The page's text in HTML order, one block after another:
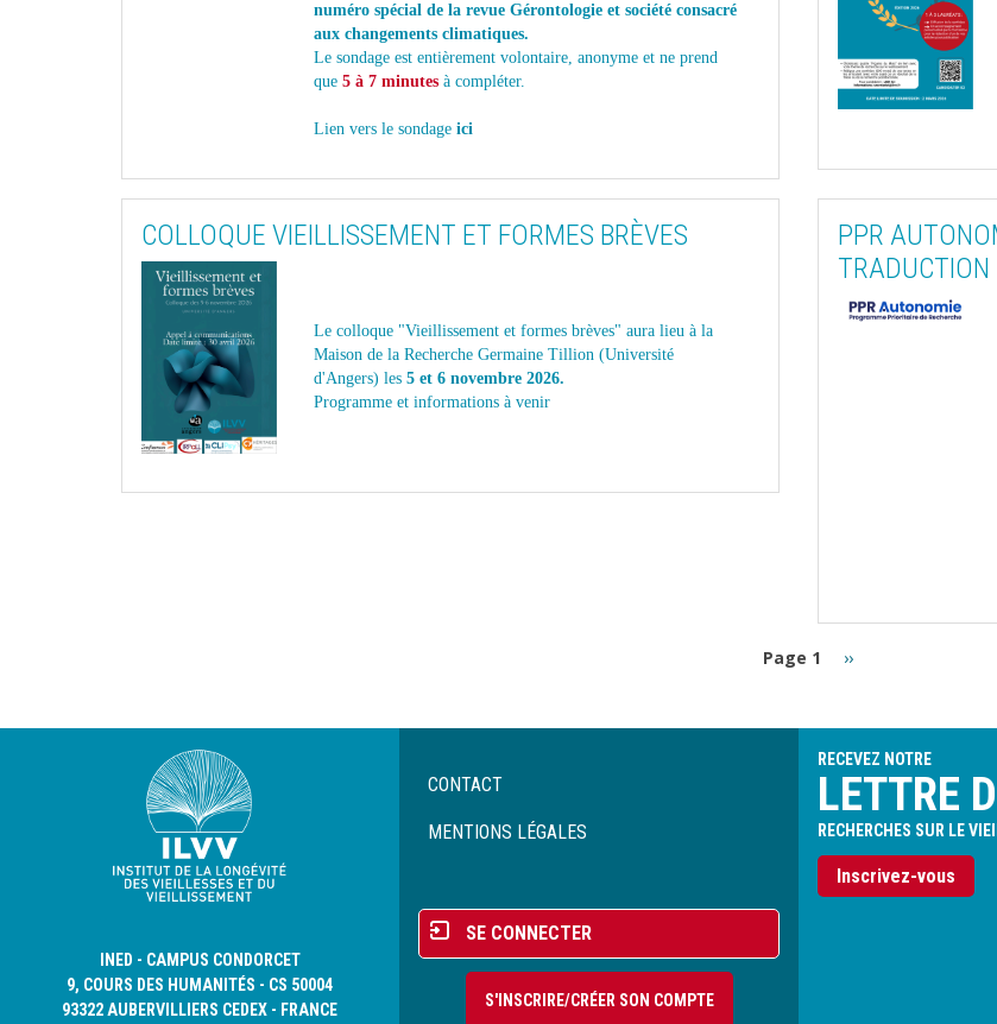
numéro spécial de la revue Gérontologie et société consacré
aux changements climatiques.
Le sondage est entièrement volontaire, anonyme et ne prend
que 5 à 7 minutes à compléter.
Lien vers le sondage ici
COLLOQUE VIEILLISSEMENT ET FORMES BRÈVES
Le colloque "Vieillissement et formes brèves" aura lieu à la
Maison de la Recherche Germaine Tillion (Université
d'Angers) les 5 et 6 novembre 2026.
Programme et informations à venir
PPR
TRADUCTION
Page 1
Page
››
INED - CAMPUS CONDORCET
9, COURS DES HUMANITÉS - CS 50004
93322 AUBERVILLIERS CEDEX - FRANCE
Menu
de
CONTACT
MENTIONS LÉGALES
Menu
du
compte
SE CONNECTER
S'INSCRIRE/CRÉER SON COMPTE
RECEVEZ NOTRE
LETTRE
RECHERCHES SUR LE
Inscrivez-vous